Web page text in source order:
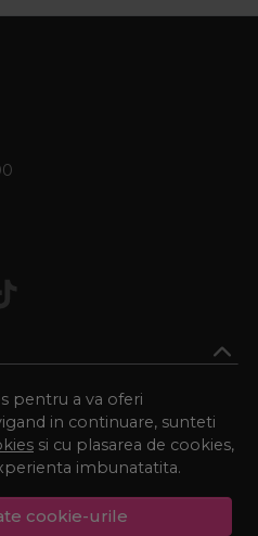
pentru a va oferi
in continuare, sunteti
si cu plasarea de cookies,
imbunatatita.
cookie-urile